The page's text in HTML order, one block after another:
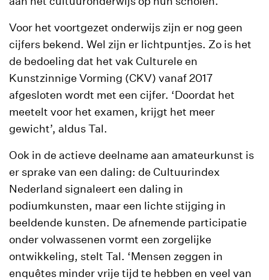
Voor het voortgezet onderwijs zijn er nog geen
cijfers bekend. Wel zijn er lichtpuntjes. Zo is het
de bedoeling dat het vak Culturele en
Kunstzinnige Vorming (CKV) vanaf 2017
afgesloten wordt met een cijfer. ‘Doordat het
meetelt voor het examen, krijgt het meer
gewicht’, aldus Tal.
Ook in de actieve deelname aan amateurkunst is
er sprake van een daling: de Cultuurindex
Nederland signaleert een daling in
podiumkunsten, maar een lichte stijging in
beeldende kunsten. De afnemende participatie
onder volwassenen vormt een zorgelijke
ontwikkeling, stelt Tal. ‘Mensen zeggen in
enquêtes minder vrije tijd te hebben en veel van